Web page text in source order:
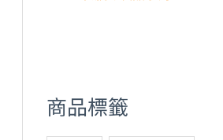
商品標籤